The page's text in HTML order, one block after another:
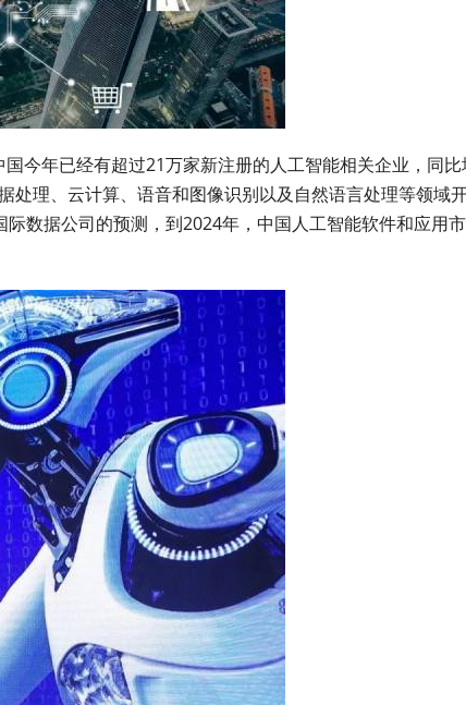
今年已经有超过21万家新注册的人工智能相关企业，同
处理、云计算、语音和图像识别以及自然语言处理等领域
数据公司的预测，到2024年，中国人工智能软件和应用